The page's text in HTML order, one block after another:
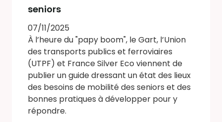
seniors
07/11/2025
À l’heure du "papy boom", le Gart, l’Union
des transports publics et ferroviaires
(UTPF) et France Silver Eco viennent de
publier un guide dressant un état des lieux
des besoins de mobilité des seniors et des
bonnes pratiques à développer pour y
répondre.